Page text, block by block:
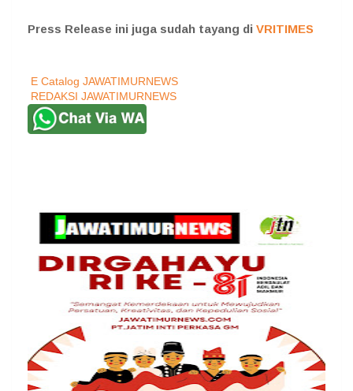
Press Release ini juga sudah tayang di VRITIMES
E Catalog JAWATIMURNEWS
REDAKSI JAWATIMURNEWS